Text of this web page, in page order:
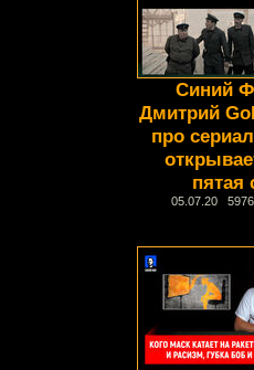
Синий
Дмитрий
про
пятая
05.07.20